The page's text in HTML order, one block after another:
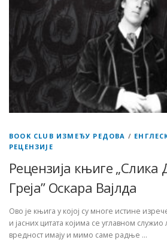
BOOK CLUB ИЗМЕЂУ РЕДОВА /
РЕЦЕНЗИЈЕ
Рецензија књиге „Слика
Греја” Оскара Вајлда
Ово је књига у којој су многе истине
и јасних цитата којима се углавном
вредност имају и мимо саме радње …